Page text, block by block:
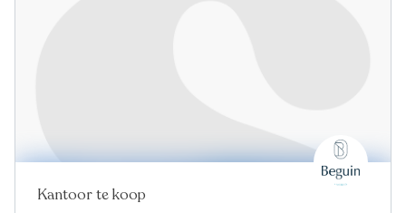
Kantoor te koop